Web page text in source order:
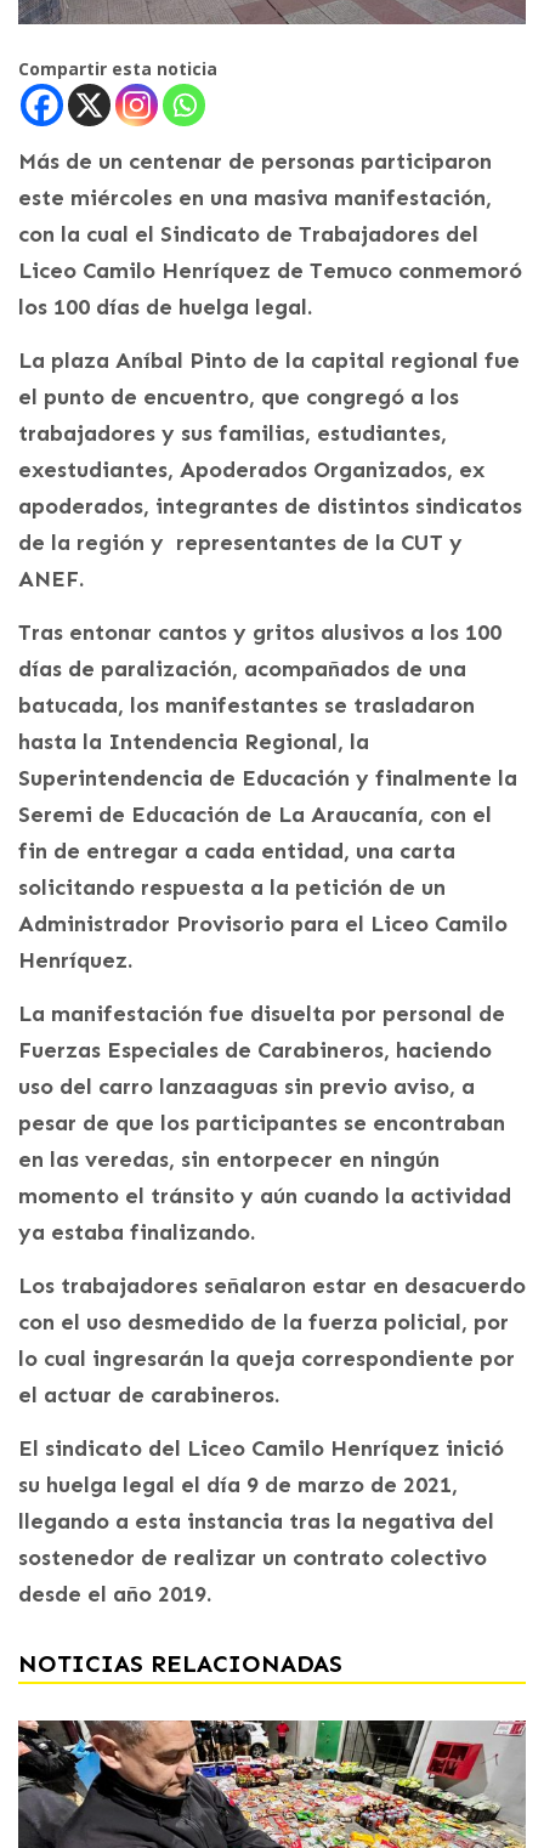
Compartir esta noticia
Más de un centenar de personas participaron
este miércoles en una masiva manifestación,
con la cual el Sindicato de Trabajadores del
Liceo Camilo Henríquez de Temuco conmemoró
los 100 días de huelga legal.
La plaza Aníbal Pinto de la capital regional fue
el punto de encuentro, que congregó a los
trabajadores y sus familias, estudiantes,
exestudiantes, Apoderados Organizados, ex
apoderados, integrantes de distintos sindicatos
de la región y representantes de la CUT y
ANEF.
Tras entonar cantos y gritos alusivos a los 100
días de paralización, acompañados de una
batucada, los manifestantes se trasladaron
hasta la Intendencia Regional, la
Superintendencia de Educación y finalmente la
Seremi de Educación de La Araucanía, con el
fin de entregar a cada entidad, una carta
solicitando respuesta a la petición de un
Administrador Provisorio para el Liceo Camilo
Henríquez.
La manifestación fue disuelta por personal de
Fuerzas Especiales de Carabineros, haciendo
uso del carro lanzaaguas sin previo aviso, a
pesar de que los participantes se encontraban
en las veredas, sin entorpecer en ningún
momento el tránsito y aún cuando la actividad
ya estaba finalizando.
Los trabajadores señalaron estar en desacuerdo
con el uso desmedido de la fuerza policial, por
lo cual ingresarán la queja correspondiente por
el actuar de carabineros.
El sindicato del Liceo Camilo Henríquez inició
su huelga legal el día 9 de marzo de 2021,
llegando a esta instancia tras la negativa del
sostenedor de realizar un contrato colectivo
desde el año 2019.
NOTICIAS RELACIONADAS